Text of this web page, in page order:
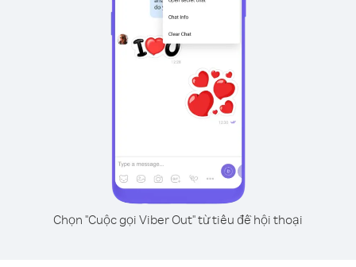
Chọn "Cuộc gọi Viber Out" từ tiêu đề hội thoại